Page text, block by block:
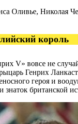
Оливье, Николая
король
V» вовсе не
Генрих
героя и
британской